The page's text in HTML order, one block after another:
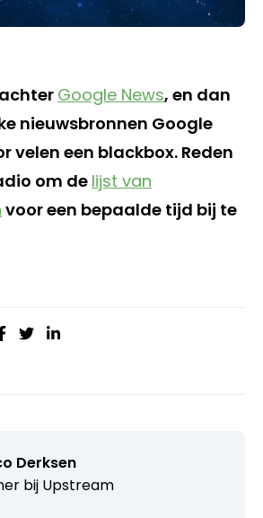
Google News, en dan
nieuwsbronnen Google
velen een blackbox. Reden
om de lijst van
voor een bepaalde tijd bij te
Derksen
bij Upstream